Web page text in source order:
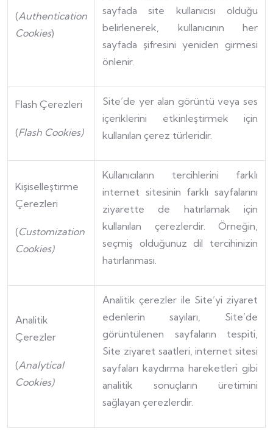
(Authentication
Cookies)
sayfada site kullanıcısı olduğu
belirlenerek, kullanıcının her
sayfada şifresini yeniden girmesi
önlenir.
Flash Çerezleri
(Flash Cookies)
Site’de yer alan görüntü veya ses
içeriklerini etkinleştirmek için
kullanılan çerez türleridir.
Kişiselleştirme
Çerezleri
(Customization
Cookies)
Kullanıcıların tercihlerini farklı
internet sitesinin farklı sayfalarını
ziyarette de hatırlamak için
kullanılan çerezlerdir. Örneğin,
seçmiş olduğunuz dil tercihinizin
hatırlanması.
Analitik
Çerezler
(Analytical
Cookies)
Analitik çerezler ile Site’yi ziyaret
edenlerin sayıları, Site’de
görüntülenen sayfaların tespiti,
Site ziyaret saatleri, internet sitesi
sayfaları kaydırma hareketleri gibi
analitik sonuçların üretimini
sağlayan çerezlerdir.